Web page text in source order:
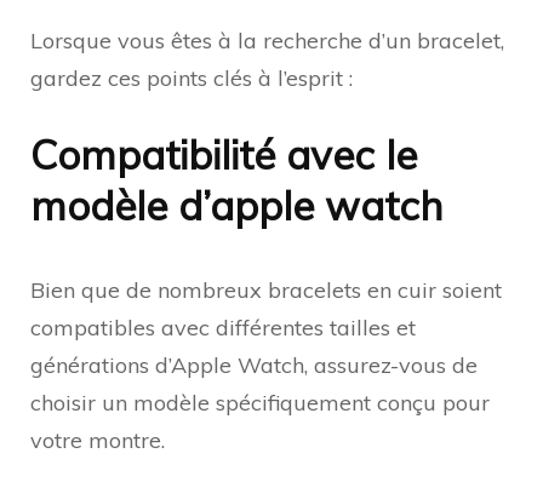
Lorsque vous êtes à la recherche d’un bracelet,
gardez ces points clés à l’esprit :
Compatibilité avec le
modèle d’apple watch
Bien que de nombreux bracelets en cuir soient
compatibles avec différentes tailles et
générations d’Apple Watch, assurez-vous de
choisir un modèle spécifiquement conçu pour
votre montre.